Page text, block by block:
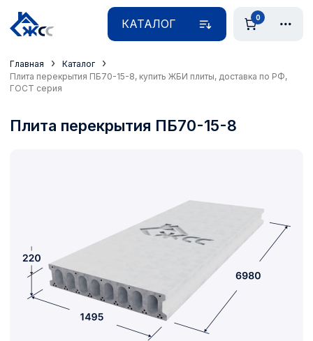
КАТАЛОГ 0
Главная › Каталог ›
Плита перекрытия ПБ70-15-8, купить ЖБИ плиты, доставка по РФ,
ГОСТ серия
Плита перекрытия ПБ70-15-8